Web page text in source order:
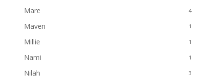
Mare 4
Maven 1
Millie 1
Nami 1
Nilah 3